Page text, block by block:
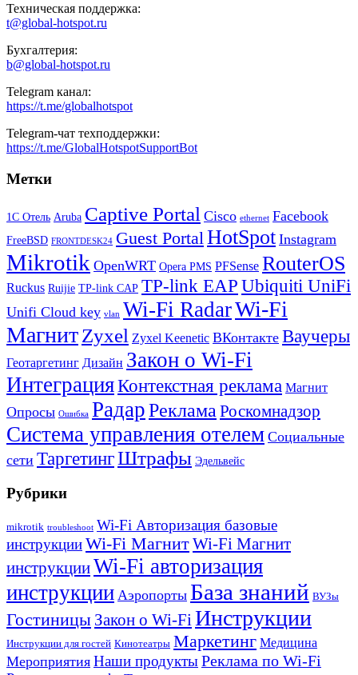
Техническая поддержка:
t@global-hotspot.ru
Бухгалтерия:
b@global-hotspot.ru
Telegram канал:
https://t.me/globalhotspot
Telegram-чат техподдержки:
https://t.me/GlobalHotspotSupportBot
Метки
1С Отель Aruba Captive Portal Cisco ethernet Facebook
FreeBSD FRONTDESK24 Guest Portal HotSpot Instagram
Mikrotik OpenWRT Opera PMS PFSense RouterOS
Ruckus Ruijie TP-link CAP TP-link EAP Ubiquiti UniFi
Unifi Cloud key vlan Wi-Fi RadarWi-Fi
МагнитZyxel Zyxel Keenetic ВКонтакте Ваучеры
Геотаргетинг Дизайн Закон о Wi-Fi
ИнтеграцияКонтекстная реклама Магнит
Опросы Ошибка РадарРеклама Роскомнадзор
Система управления отелем Социальные
сети ТаргетингШтрафы Эдельвейс
Рубрики
mikrotik troubleshoot Wi-Fi Авторизация базовые
инструкцииWi-Fi МагнитWi-Fi Магнит
инструкцииWi-Fi авторизация
инструкции Аэропорты База знаний ВУЗы
Гостиницы Закон о Wi-FiИнструкции
Инструкции для гостей Кинотеатры Маркетинг Медицина
Мероприятия Наши продуктыРеклама по Wi-Fi